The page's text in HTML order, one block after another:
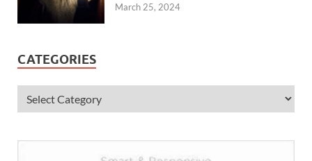
March 25, 2024
CATEGORIES